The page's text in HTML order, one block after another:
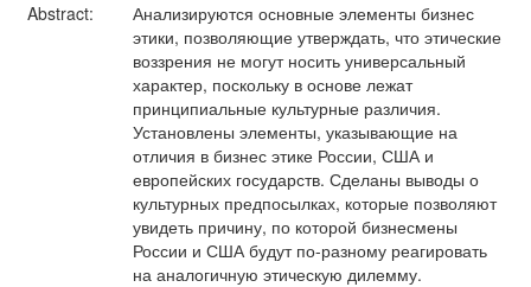
Abstract:
Анализируются основные элементы бизнес
этики, позволяющие утверждать, что этические
воззрения не могут носить универсальный
характер, поскольку в основе лежат
принципиальные культурные различия.
Установлены элементы, указывающие на
отличия в бизнес этике России, США и
европейских государств. Сделаны выводы о
культурных предпосылках, которые позволяют
увидеть причину, по которой бизнесмены
России и США будут по-разному реагировать
на аналогичную этическую дилемму.